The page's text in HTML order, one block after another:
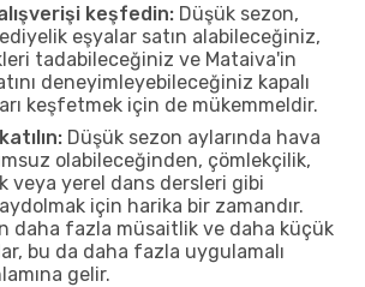
keşfedin: Düşük sezon,
eşyalar satın alabileceğiniz,
tadabileceğiniz ve Mataiva'in
deneyimleyebileceğiniz kapalı
keşfetmek için de mükemmeldir.
Düşük sezon aylarında hava
olabileceğinden, çömlekçilik,
veya yerel dans dersleri gibi
için harika bir zamandır.
daha fazla müsaitlik ve daha küçük
bu da daha fazla uygulamalı
gelir.